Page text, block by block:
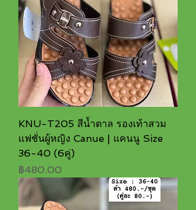
KNU-T205 สีน้ำตาล รองเท้าสวม
แฟชั่นผู้หญิง Canue | แคนนู Size
36-40 (6คู่)
ราคา
฿480.00